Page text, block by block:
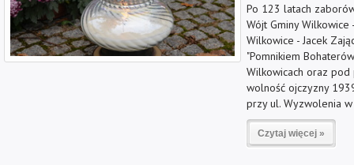
Po 123 latach
Wójt Gminy Wilkowice
Wilkowice - Jacek
"Pomnikiem
Wilkowicach oraz pod
wolność ojczyzny
przy ul. Wyzwolenia
Czytaj więcej »